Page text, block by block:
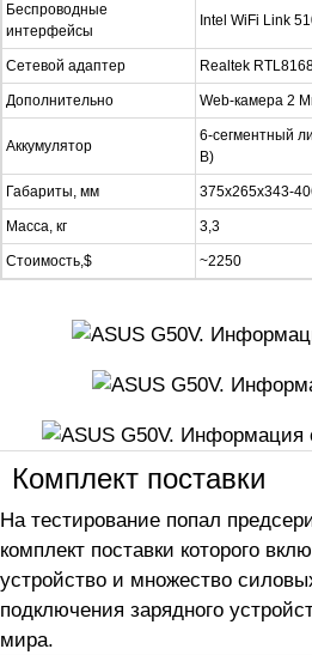
Беспроводные
интерфейсы
Intel WiFi Link
Сетевой адаптер Realtek
Дополнительно Web-камера 2
Аккумулятор
6-сегментный
В)
Габариты, мм 375x265x343-
Масса, кг 3,3
Стоимость,$ ~2250
Комплект поставки
На тестирование попал
комплект поставки которого
устройство и множество
подключения зарядного
мира.